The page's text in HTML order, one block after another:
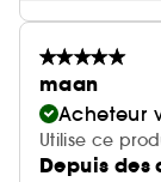
maan
Acheteur
Utilise ce
Depuis des